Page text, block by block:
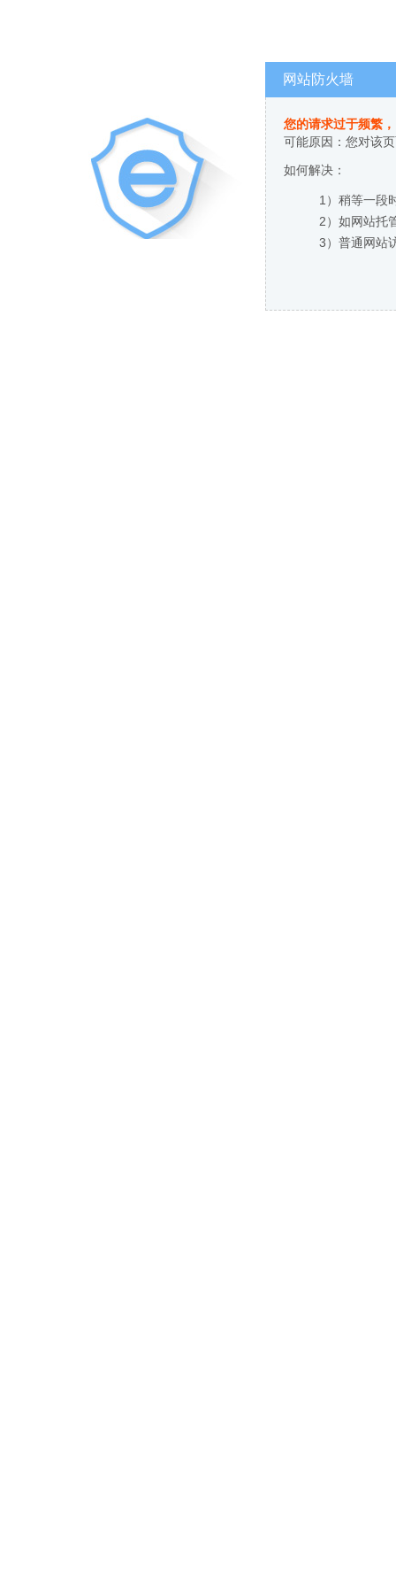
网站防火墙
您的请求过于频繁
可能原因：您对该
如何解决：
1）稍等一段
2）如网站托
3）普通网站